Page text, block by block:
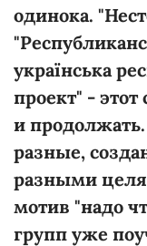
одинока.
українська
проект" -
и
разные,
разными
мотив "надо
групп уже